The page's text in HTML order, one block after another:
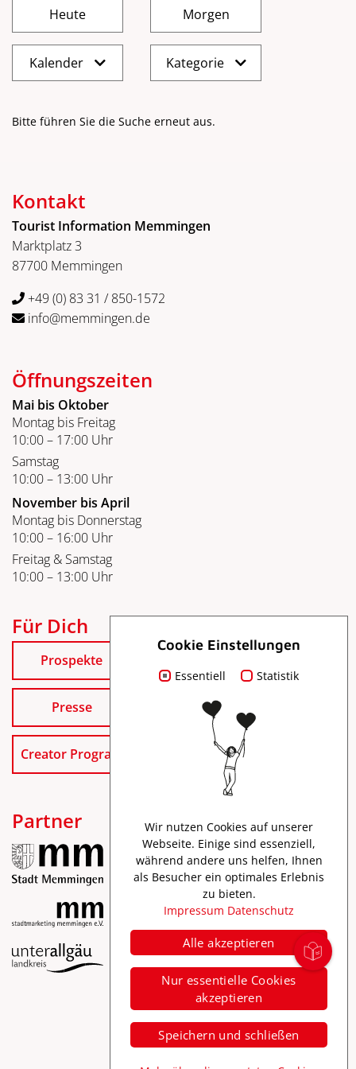
Kalender Kategorie
Bitte führen Sie die Suche erneut aus.
Kontakt
Tourist Information Memmingen
Marktplatz 3
87700 Memmingen
+49 (0) 83 31 / 850-1572
info@memmingen.de
Öffnungszeiten
Mai bis Oktober
Montag bis Freitag
10:00 – 17:00 Uhr
Samstag
10:00 – 13:00 Uhr
November bis April
Montag bis Donnerstag
10:00 – 16:00 Uhr
Freitag & Samstag
10:00 – 13:00 Uhr
Für Dich
Prospekte
Presse
Creator Program
Partner
Impressum
Datenschutz
Barrierefreiheit
Cookie Einstellungen
Essentiell Statistik
Wir nutzen Cookies auf unserer
Webseite. Einige sind essenziell,
während andere uns helfen, Ihnen
als Besucher ein optimales Erlebnis
zu bieten.
Impressum Datenschutz
Alle akzeptieren
Nur essentielle Cookies
akzeptieren
Speichern und schließen